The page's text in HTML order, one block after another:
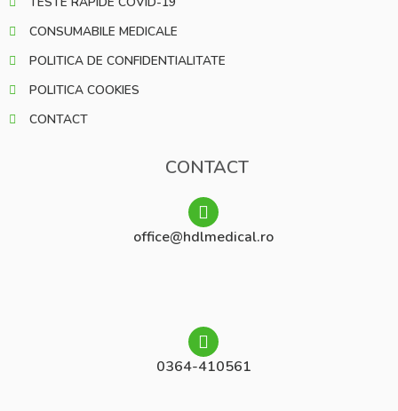
CONSUMABILE MEDICALE
POLITICA DE CONFIDENTIALITATE
POLITICA COOKIES
CONTACT
CONTACT
office@hdlmedical.ro
0364-410561